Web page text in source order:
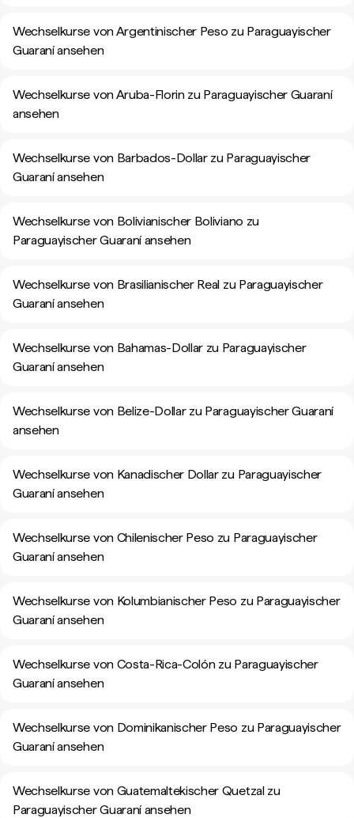
Wechselkurse von Argentinischer Peso zu Paraguayischer
Guaraní ansehen
Wechselkurse von Aruba-Florin zu Paraguayischer Guaraní
ansehen
Wechselkurse von Barbados-Dollar zu Paraguayischer
Guaraní ansehen
Wechselkurse von Bolivianischer Boliviano zu
Paraguayischer Guaraní ansehen
Wechselkurse von Brasilianischer Real zu Paraguayischer
Guaraní ansehen
Wechselkurse von Bahamas-Dollar zu Paraguayischer
Guaraní ansehen
Wechselkurse von Belize-Dollar zu Paraguayischer Guaraní
ansehen
Wechselkurse von Kanadischer Dollar zu Paraguayischer
Guaraní ansehen
Wechselkurse von Chilenischer Peso zu Paraguayischer
Guaraní ansehen
Wechselkurse von Kolumbianischer Peso zu Paraguayischer
Guaraní ansehen
Wechselkurse von Costa-Rica-Colón zu Paraguayischer
Guaraní ansehen
Wechselkurse von Dominikanischer Peso zu Paraguayischer
Guaraní ansehen
Wechselkurse von Guatemaltekischer Quetzal zu
Paraguayischer Guaraní ansehen